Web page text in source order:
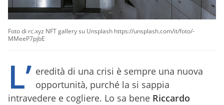
Foto di rc.xyz NFT gallery su Unsplash https://unsplash.com/it/foto/-
MMeeP7pjbE
L’ eredità di una crisi è sempre una nuova
opportunità, purché la si sappia
intravedere e cogliere. Lo sa bene Riccardo